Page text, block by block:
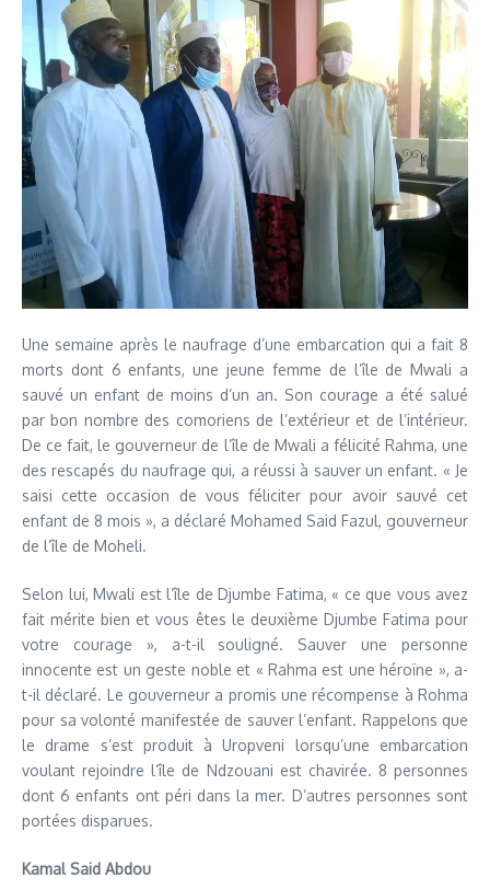
Une semaine après le naufrage d’une embarcation qui a fait 8
morts dont 6 enfants, une jeune femme de l’île de Mwali a
sauvé un enfant de moins d’un an. Son courage a été salué
par bon nombre des comoriens de l’extérieur et de l’intérieur.
De ce fait, le gouverneur de l’île de Mwali a félicité Rahma, une
des rescapés du naufrage qui, a réussi à sauver un enfant. « Je
saisi cette occasion de vous féliciter pour avoir sauvé cet
enfant de 8 mois », a déclaré Mohamed Said Fazul, gouverneur
de l’île de Moheli.
Selon lui, Mwali est l’île de Djumbe Fatima, « ce que vous avez
fait mérite bien et vous êtes le deuxième Djumbe Fatima pour
votre courage », a-t-il souligné. Sauver une personne
innocente est un geste noble et « Rahma est une héroïne », a-
t-il déclaré. Le gouverneur a promis une récompense à Rohma
pour sa volonté manifestée de sauver l’enfant. Rappelons que
le drame s’est produit à Uropveni lorsqu’une embarcation
voulant rejoindre l’île de Ndzouani est chavirée. 8 personnes
dont 6 enfants ont péri dans la mer. D’autres personnes sont
portées disparues.
Kamal Said Abdou